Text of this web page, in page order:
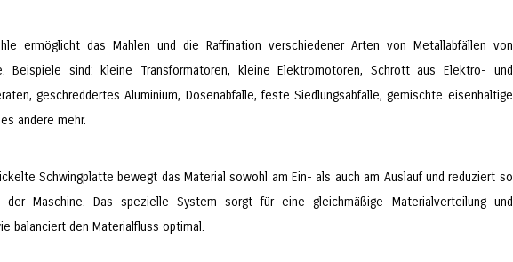
ermöglicht das Mahlen und die Raffination verschiedener Arten von Metallabfällen von
Beispiele sind: kleine Transformatoren, kleine Elektromotoren, Schrott aus Elektro- und
geschreddertes Aluminium, Dosenabfälle, feste Siedlungsabfälle, gemischte eisenhaltige
andere mehr.
Schwingplatte bewegt das Material sowohl am Ein- als auch am Auslauf und reduziert so
der Maschine. Das spezielle System sorgt für eine gleichmäßige Materialverteilung und
balanciert den Materialfluss optimal.